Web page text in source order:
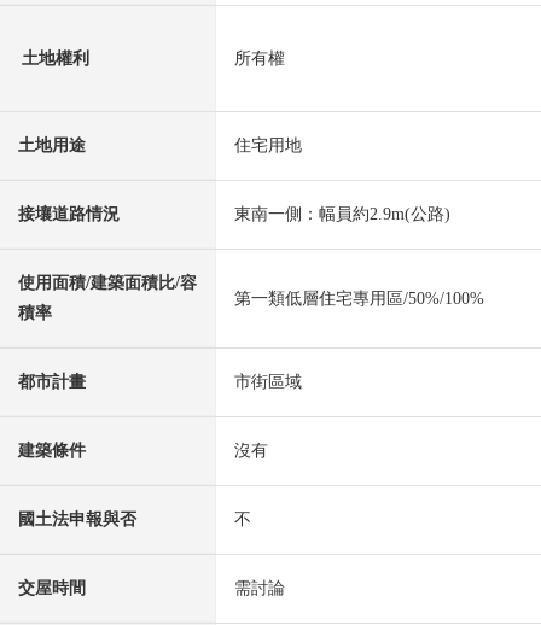
土地權利 所有權
土地用途 住宅用地
接壤道路情況 東南一側：幅員約2.9m(公路)
使用面積/建築面積比/容
積率
第一類低層住宅專用區/50%/100%
都市計畫 市街區域
建築條件 沒有
國土法申報與否 不
交屋時間 需討論